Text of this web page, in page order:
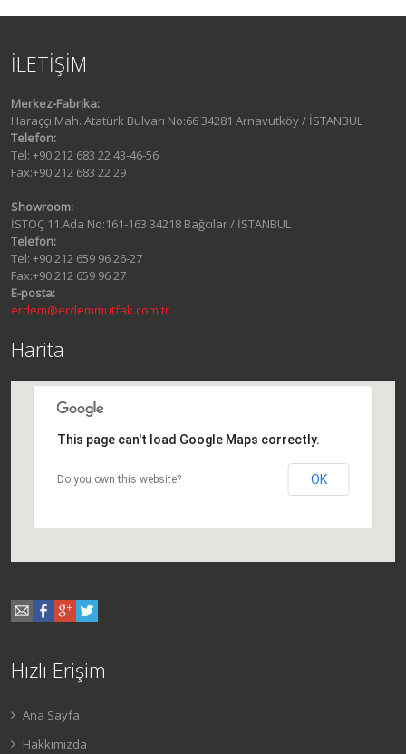
İLETİŞİM
Merkez-Fabrika:
Haraççı Mah. Atatürk Bulvarı No:66 34281 Arnavutköy / İSTANBUL
Telefon:
Tel: +90 212 683 22 43-46-56
Fax:+90 212 683 22 29
Showroom:
İSTOÇ 11.Ada No:161-163 34218 Bağcılar / İSTANBUL
Telefon:
Tel: +90 212 659 96 26-27
Fax:+90 212 659 96 27
E-posta:
erdem@erdemmutfak.com.tr
Harita
This page can't load Google Maps correctly.
Do you own this website? OK
Hızlı Erişim
Ana Sayfa
Hakkımızda